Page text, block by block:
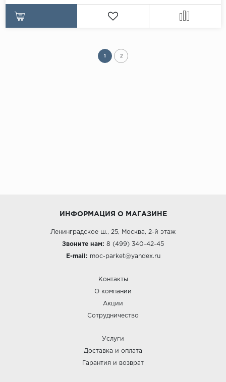
1 2
ИНФОРМАЦИЯ О МАГАЗИНЕ
Ленинградское ш., 25, Москва, 2-й этаж
Звоните нам: 8 (499) 340-42-45
E-mail: moc-parket@yandex.ru
Контакты
О компании
Акции
Сотрудничество
Услуги
Доставка и оплата
Гарантия и возврат